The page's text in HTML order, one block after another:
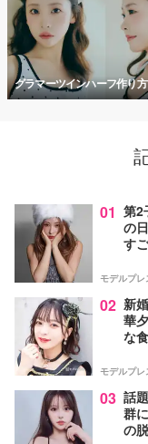
グラマーツインハーフ作り方
01 第2
の
す
モデルプレ
02 新
華
な
モデルプレ
03 話
群
の